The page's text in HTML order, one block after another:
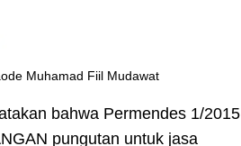
Muhamad Fiil Mudawat
bahwa Permendes 1/2015
pungutan untuk jasa